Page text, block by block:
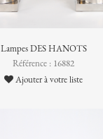
Lampes DES HANOTS
Référence : 16882
Ajouter à votre liste